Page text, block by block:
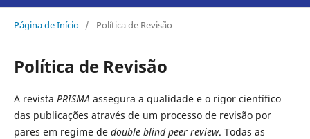
Página de Início / Política de Revisão
Política de Revisão
A revista PRISMAassegura a qualidade e o rigor científico
das publicações através de um processo de revisão por
pares em regime de double blind peer review. Todas as